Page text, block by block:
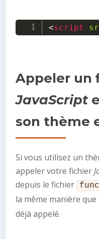
<script
Appeler un
JavaScript
son thème
Si vous utilisez un
appeler votre fichier
depuis le fichier
la même manière
déjà appelé.